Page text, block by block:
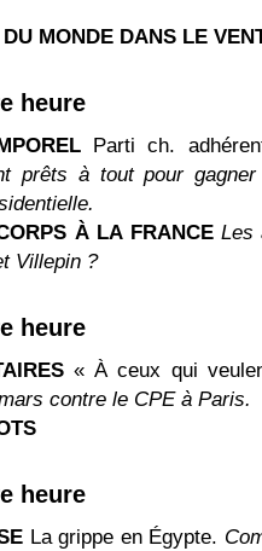
MONDE DANS LE
heure
Parti ch.
prêts à tout pour
À LA FRANCE Les
Villepin ?
heure
« À ceux qui
contre le CPE à Paris.
heure
La grippe en Égypte.